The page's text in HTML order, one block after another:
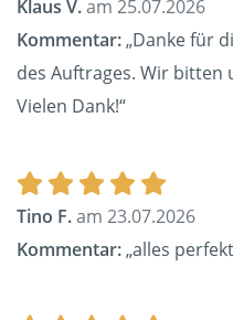
Klaus V.am 25.07.2026
Kommentar:„Danke für
des Auftrages. Wir bitten
Vielen Dank!“
Tino F.am 23.07.2026
Kommentar:„alles